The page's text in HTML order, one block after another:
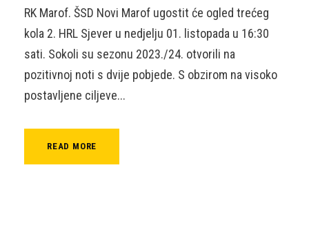
RK Marof. ŠSD Novi Marof ugostit će ogled trećeg
kola 2. HRL Sjever u nedjelju 01. listopada u 16:30
sati. Sokoli su sezonu 2023./24. otvorili na
pozitivnoj noti s dvije pobjede. S obzirom na visoko
postavljene ciljeve...
READ MORE